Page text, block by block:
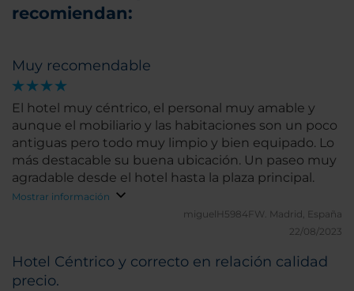
recomiendan:
Muy recomendable
El hotel muy céntrico, el personal muy amable y
aunque el mobiliario y las habitaciones son un poco
antiguas pero todo muy limpio y bien equipado. Lo
más destacable su buena ubicación. Un paseo muy
agradable desde el hotel hasta la plaza principal.
Mostrar información
miguelH5984FW. Madrid, España
22/08/2023
Hotel Céntrico y correcto en relación calidad
precio.